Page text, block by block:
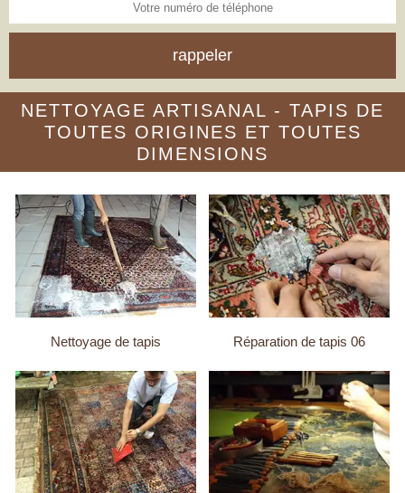
NETTOYAGE ARTISANAL - TAPIS DE
TOUTES ORIGINES ET TOUTES
DIMENSIONS
Nettoyage de tapis Réparation de tapis 06